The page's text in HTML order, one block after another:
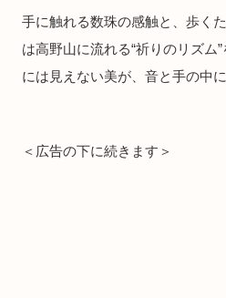
手に触れる数珠の感触と、歩く
は高野山に流れる“祈りのリズム
には見えない美が、音と手の中
＜広告の下に続きます＞